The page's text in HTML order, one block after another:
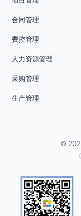
合同管理
费控管理
人力资源管理
采购管理
生产管理
©